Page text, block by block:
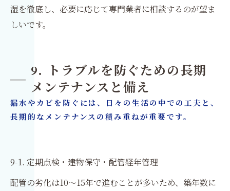
湿を徹底し、必要に応じて専門業者に相談するのが望ま
しいです。
9. トラブルを防ぐための長期
メンテナンスと備え
漏水やカビを防ぐには、日々の生活の中での工夫と、
長期的なメンテナンスの積み重ねが重要です。
9-1. 定期点検・建物保守・配管経年管理
配管の劣化は10〜15年で進むことが多いため、築年数に